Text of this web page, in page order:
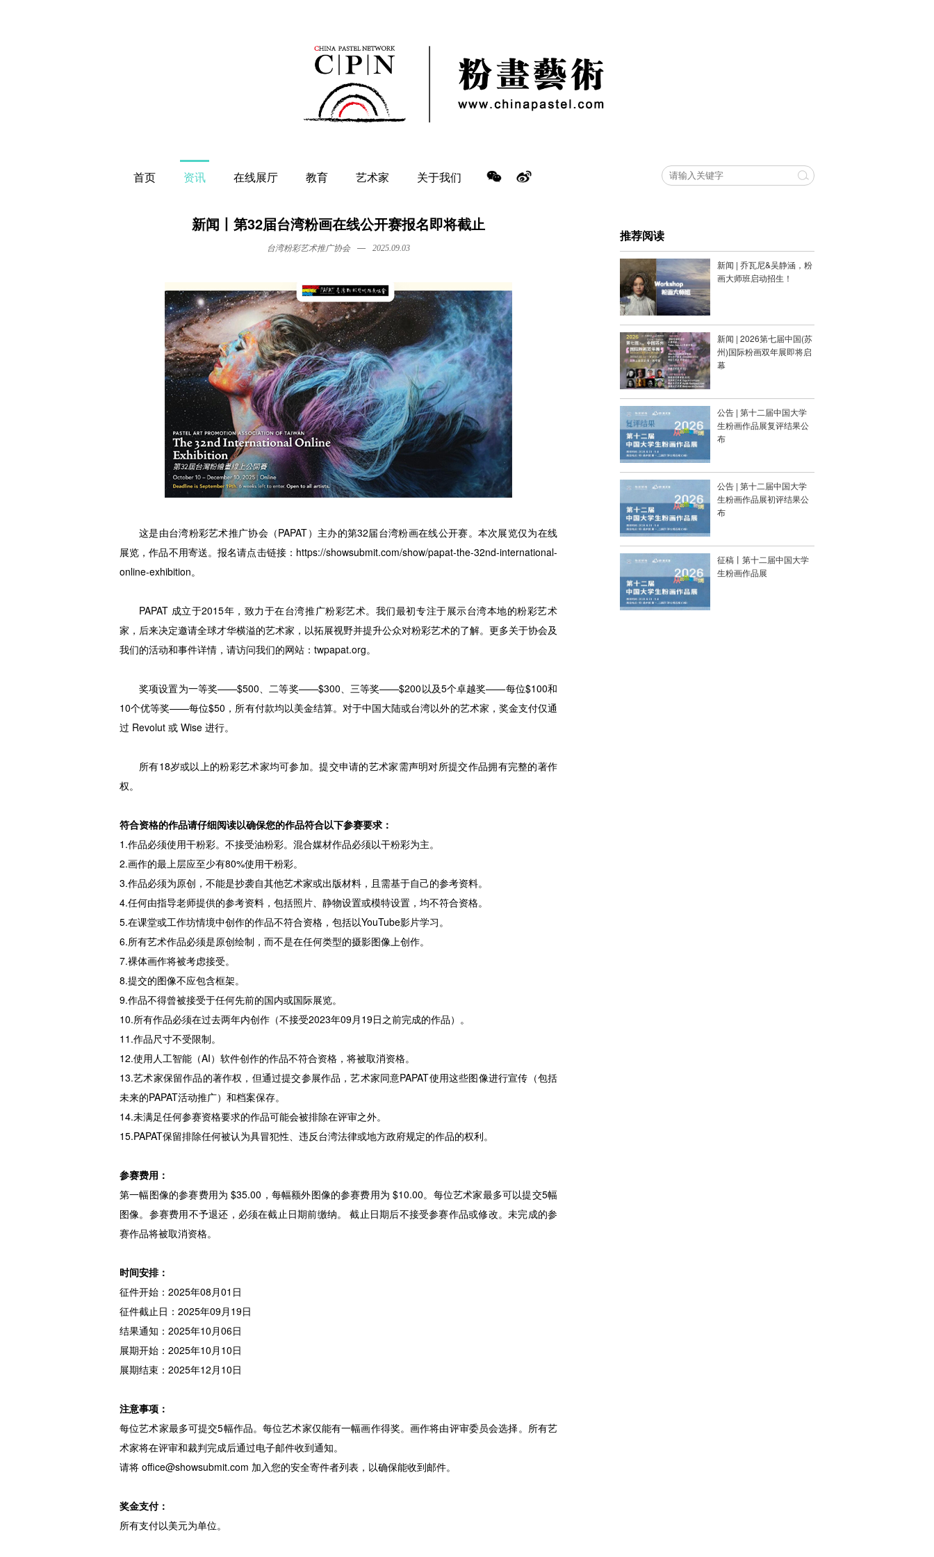
首页 资讯 在线展厅 教育 艺术家 关于我们
新闻丨第32届台湾粉画在线公开赛报名即将截止
台湾粉彩艺术推广协会 — 2025.09.03
这是由台湾粉彩艺术推广协会（PAPAT）主办的第32届台湾粉画在线公开赛。本次展览仅为在线
展览，作品不用寄送。报名请点击链接：https://showsubmit.com/show/papat-the-32nd-international-
online-exhibition。
PAPAT 成立于2015年，致力于在台湾推广粉彩艺术。我们最初专注于展示台湾本地的粉彩艺术
家，后来决定邀请全球才华横溢的艺术家，以拓展视野并提升公众对粉彩艺术的了解。更多关于协会及
我们的活动和事件详情，请访问我们的网站：twpapat.org。
奖项设置为一等奖——$500、二等奖——$300、三等奖——$200以及5个卓越奖——每位$100和
10个优等奖——每位$50，所有付款均以美金结算。对于中国大陆或台湾以外的艺术家，奖金支付仅通
过 Revolut 或 Wise 进行。
所有18岁或以上的粉彩艺术家均可参加。提交申请的艺术家需声明对所提交作品拥有完整的著作
权。
符合资格的作品请仔细阅读以确保您的作品符合以下参赛要求：
1.作品必须使用干粉彩。不接受油粉彩。混合媒材作品必须以干粉彩为主。
2.画作的最上层应至少有80%使用干粉彩。
3.作品必须为原创，不能是抄袭自其他艺术家或出版材料，且需基于自己的参考资料。
4.任何由指导老师提供的参考资料，包括照片、静物设置或模特设置，均不符合资格。
5.在课堂或工作坊情境中创作的作品不符合资格，包括以YouTube影片学习。
6.所有艺术作品必须是原创绘制，而不是在任何类型的摄影图像上创作。
7.裸体画作将被考虑接受。
8.提交的图像不应包含框架。
9.作品不得曾被接受于任何先前的国内或国际展览。
10.所有作品必须在过去两年内创作（不接受2023年09月19日之前完成的作品）。
11.作品尺寸不受限制。
12.使用人工智能（AI）软件创作的作品不符合资格，将被取消资格。
13.艺术家保留作品的著作权，但通过提交参展作品，艺术家同意PAPAT使用这些图像进行宣传（包括
未来的PAPAT活动推广）和档案保存。
14.未满足任何参赛资格要求的作品可能会被排除在评审之外。
15.PAPAT保留排除任何被认为具冒犯性、违反台湾法律或地方政府规定的作品的权利。
参赛费用：
第一幅图像的参赛费用为 $35.00，每幅额外图像的参赛费用为 $10.00。每位艺术家最多可以提交5幅
图像。参赛费用不予退还，必须在截止日期前缴纳。 截止日期后不接受参赛作品或修改。未完成的参
赛作品将被取消资格。
时间安排：
征件开始：2025年08月01日
征件截止日：2025年09月19日
结果通知：2025年10月06日
展期开始：2025年10月10日
展期结束：2025年12月10日
注意事项：
每位艺术家最多可提交5幅作品。每位艺术家仅能有一幅画作得奖。画作将由评审委员会选择。所有艺
术家将在评审和裁判完成后通过电子邮件收到通知。
请将 office@showsubmit.com 加入您的安全寄件者列表，以确保能收到邮件。
奖金支付：
所有支付以美元为单位。
推荐阅读
新闻 | 乔瓦尼&吴静涵，粉
画大师班启动招生！
新闻 | 2026第七届中国(苏
州)国际粉画双年展即将启
幕
公告 | 第十二届中国大学
生粉画作品展复评结果公
布
公告 | 第十二届中国大学
生粉画作品展初评结果公
布
征稿丨第十二届中国大学
生粉画作品展